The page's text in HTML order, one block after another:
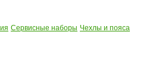
Сервисные наборы Чехлы и пояса